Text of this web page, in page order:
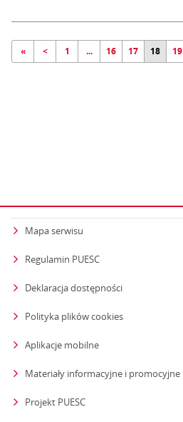
« < 1 ... 16 17 18 19
Mapa serwisu
Regulamin PUESC
Deklaracja dostępności
Polityka plików cookies
Aplikacje mobilne
Materiały informacyjne i promocyjne
Projekt PUESC